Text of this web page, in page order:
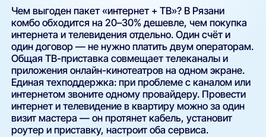
Чем выгоден пакет «интернет + ТВ»? В Рязани
комбо обходится на 20–30% дешевле, чем покупка
интернета и телевидения отдельно. Один счёт и
один договор — не нужно платить двум операторам.
Общая ТВ-приставка совмещает телеканалы и
приложения онлайн-кинотеатров на одном экране.
Единая техподдержка: при проблеме с каналом или
интернетом звоните одному провайдеру. Провести
интернет и телевидение в квартиру можно за один
визит мастера — он протянет кабель, установит
роутер и приставку, настроит оба сервиса.